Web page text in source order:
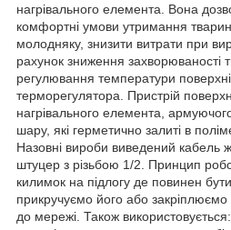
нагрівального елемента. Вона
комфортні умови утримання
молодняку, знизити витрати при
рахунок зниження захворюваності
регулювання температури
терморегулятора. Пристрій
нагрівального елемента,
шару, які герметично залиті в
Назовні вироби виведений кабель
штуцер з різьбою 1/2. Принцип
килимок на підлогу де повинен бути
прикручуємо його або
до мережі. Також